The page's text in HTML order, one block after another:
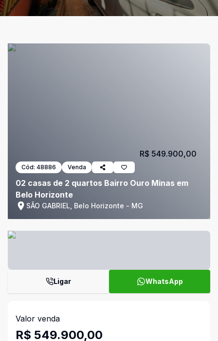
Cód: 48886 Venda
02 casas de 2 quartos Bairro Ouro Minas em
Belo Horizonte
SÃO GABRIEL, Belo Horizonte - MG
R$ 549.900,00
Ligar WhatsApp
Valor venda
R$ 549.900,00